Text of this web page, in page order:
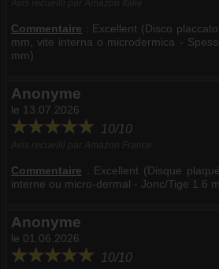
Commentaire : Excellent (Disco
mm, vite interna o microdermica -
mm)
Anonyme
le 13.07.2026
10/10
Commentaire : Excellent (Disque
interne ou micro-dermal - Jonc/Tige 1.6
Anonyme
le 01.06.2026
10/10